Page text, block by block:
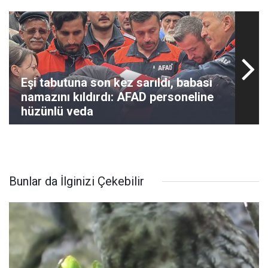
Eşi tabutuna son kez sarıldı, babası
namazını kıldırdı: AFAD personeline
hüzünlü veda
Bunlar da İlginizi Çekebilir